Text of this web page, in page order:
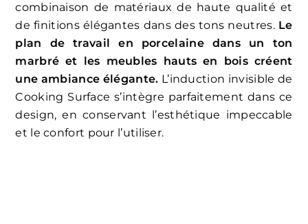
combinaison de matériaux de haute qualité et
de finitions élégantes dans des tons neutres. Le
plan de travail en porcelaine dans un ton
marbré et les meubles hauts en bois créent
une ambiance élégante. L’induction invisible de
Cooking Surface s’intègre parfaitement dans ce
design, en conservant l’esthétique impeccable
et le confort pour l’utiliser.